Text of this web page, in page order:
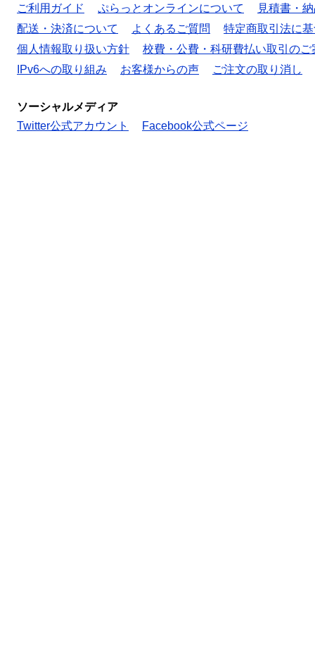
ご利用ガイド ぷらっとオンラインについて
見積書・
配送・決済について
よくあるご質問
特定商取引法に
個人情報取り扱い方針
校費・公費・科研費払い取引のご
IPv6への取り組み
お客様からの声 ご注文の取り消し
ソーシャルメディア
Twitter公式アカウント
Facebook公式ページ